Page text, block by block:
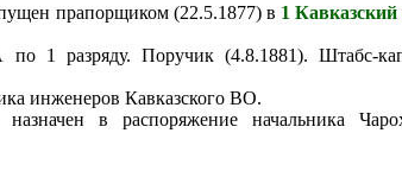
прапорщиком (22.5.1877) в 1 Кавказский
1 разряду. Поручик (4.8.1881). Штабс-
инженеров Кавказского ВО.
назначен в распоряжение начальника